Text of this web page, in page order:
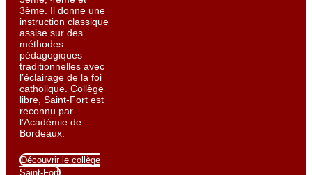
3ème. Il donne une
instruction classique
assise sur des
méthodes
pédagogiques
traditionnelles avec
l’éclairage de la foi
catholique. Collège
libre, Saint-Fort est
reconnu par
l’Académie de
Bordeaux.
Découvrir le collège
Saint-Fort